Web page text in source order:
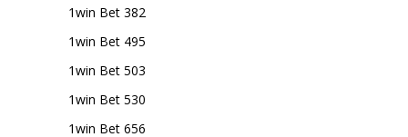
1win Bet 382
1win Bet 495
1win Bet 503
1win Bet 530
1win Bet 656